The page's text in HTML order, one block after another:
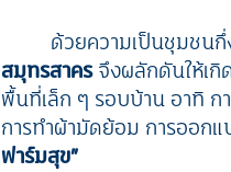
ด้วยความเป็นชุมชน
สมุทรสาครจึงผลักดันให้เ
พื้นที่เล็ก ๆ รอบบ้าน อาทิ กา
การทำผ้ามัดย้อม การออก
ฟาร์มสุข”